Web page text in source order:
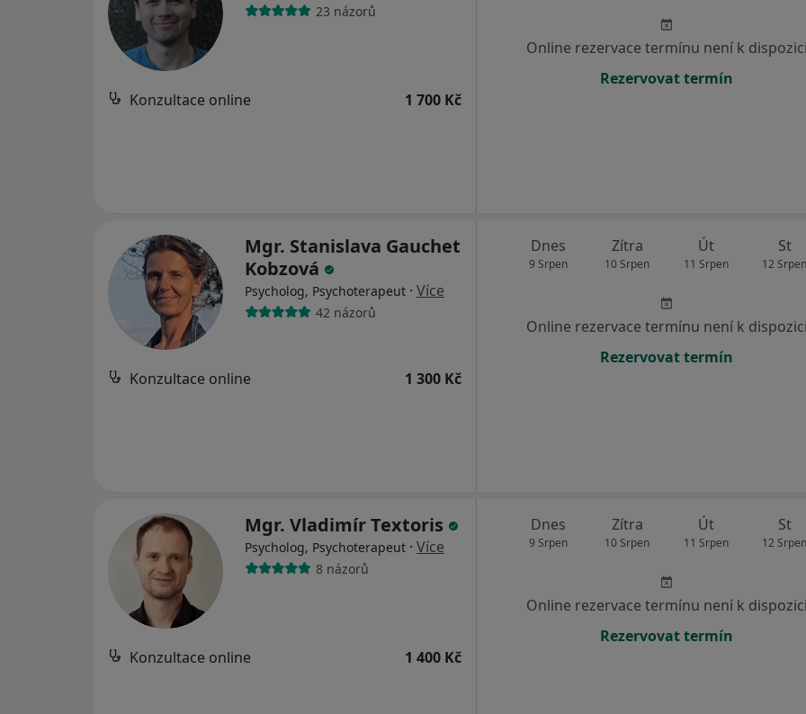
23 názorů
Konzultace online 1 700 Kč
Online rezervace termínu není k dispozici
Rezervovat termín
Mgr. Stanislava Gauchet
Kobzová
Psycholog, Psychoterapeut · Více
42 názorů
Konzultace online 1 300 Kč
Dnes
9 Srpen
Zítra
10 Srpen
Út
11 Srpen
St
12 Srpen
Online rezervace termínu není k dispozici
Rezervovat termín
Mgr. Vladimír Textoris
Psycholog, Psychoterapeut · Více
8 názorů
Konzultace online 1 400 Kč
Dnes
9 Srpen
Zítra
10 Srpen
Út
11 Srpen
St
12 Srpen
Online rezervace termínu není k dispozici
Rezervovat termín